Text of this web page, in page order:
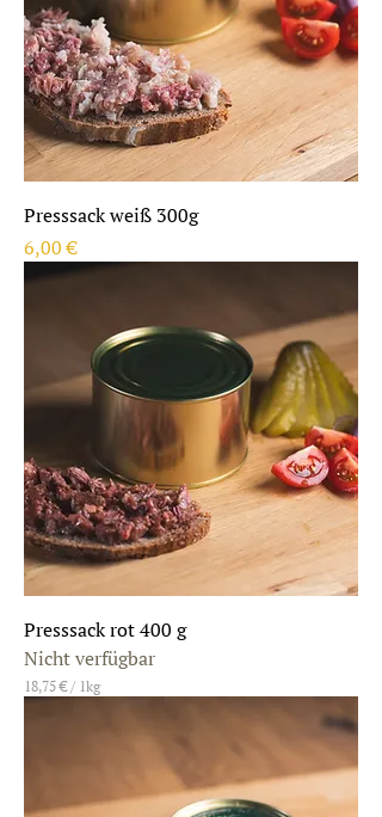
Presssack weiß 300g
Preis
6,00 €
Presssack rot 400 g
Nicht verfügbar
18,75 € / 1kg
1